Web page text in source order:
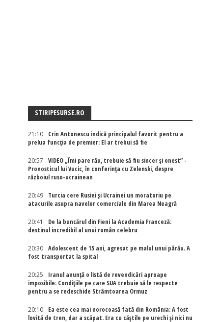
STIRIPESURSE.RO
21:10
Crin Antonescu indică principalul favorit pentru a
prelua funcția de premier: El ar trebui să fie
20:57
VIDEO „Îmi pare rău, trebuie să fiu sincer și onest” -
Pronosticul lui Vucic, în conferința cu Zelenski, despre
războiul ruso-ucrainean
20:49
Turcia cere Rusiei și Ucrainei un moratoriu pe
atacurile asupra navelor comerciale din Marea Neagră
20:41
De la buncărul din Fieni la Academia Franceză:
destinul incredibil al unui român celebru
20:30
Adolescent de 15 ani, agresat pe malul unui pârău. A
fost transportat la spital
20:25
Iranul anunță o listă de revendicări aproape
imposibile: Condițiile pe care SUA trebuie să le respecte
pentru a se redeschide Strâmtoarea Ormuz
20:10
Ea este cea mai norocoasă fată din România: A fost
lovită de tren, dar a scăpat. Era cu căștile pe urechi și nici nu